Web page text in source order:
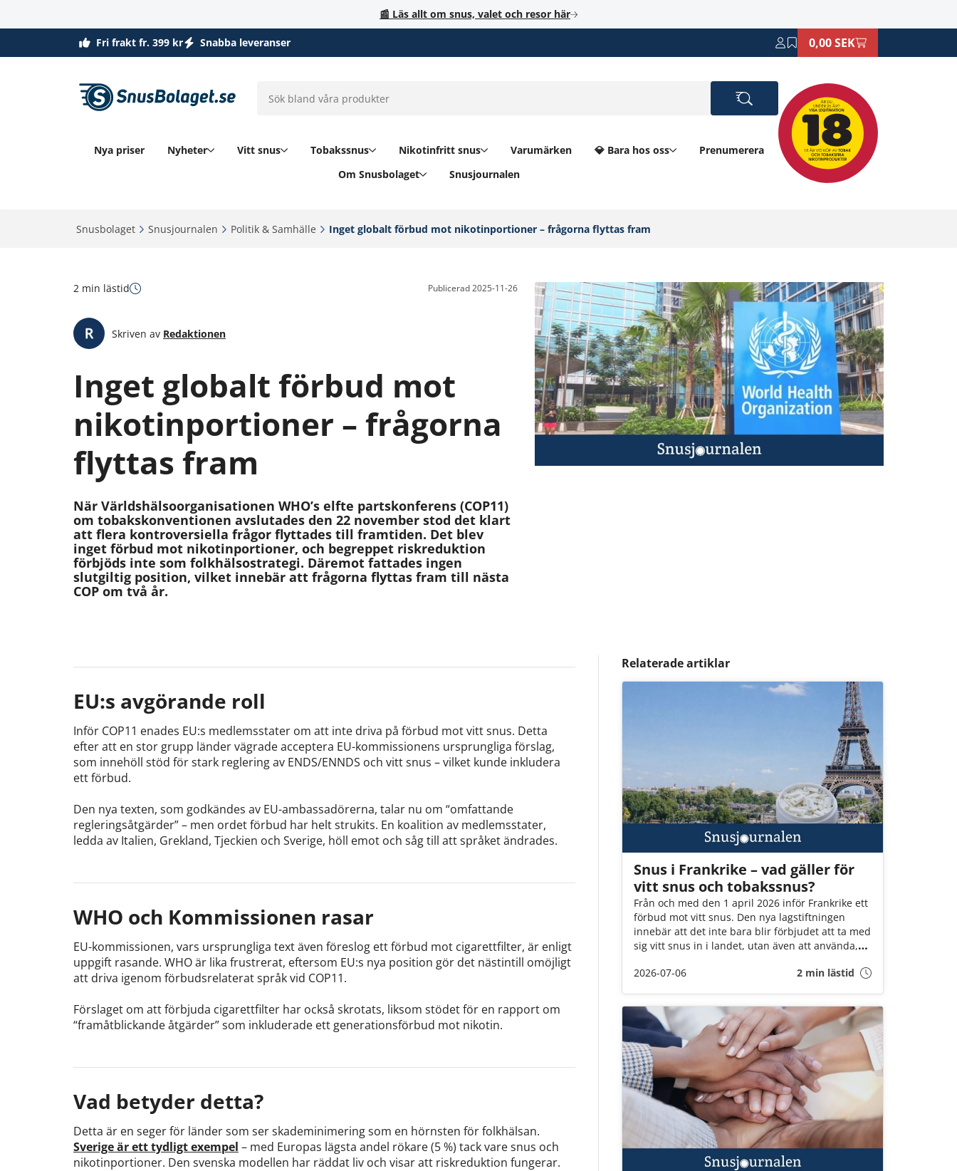
📰 Läs allt om snus, valet och resor här
Fri frakt fr. 399 kr Snabba leveranser 0,00 SEK
Nya priser Nyheter Vitt snus Tobakssnus Nikotinfritt snus Varumärken 💎 Bara hos oss
Prenumerera
Om Snusbolaget
Snusjournalen
Snusbolaget‎ Snusjournalen‎ Politik & Samhälle‎ Inget globalt förbud mot nikotinportioner – frågorna flyttas fram‎
2 min lästid Publicerad2025-11-26
Skriven av Redaktionen
Inget globalt förbud mot
nikotinportioner – frågorna
flyttas fram
När Världshälsoorganisationen WHO’s elfte partskonferens (COP11)
om tobakskonventionen avslutades den 22 november stod det klart
att flera kontroversiella frågor flyttades till framtiden. Det blev
inget förbud mot nikotinportioner, och begreppet riskreduktion
förbjöds inte som folkhälsostrategi. Däremot fattades ingen
slutgiltig position, vilket innebär att frågorna flyttas fram till nästa
COP om två år.
EU:s avgörande roll
Inför COP11 enades EU:s medlemsstater om att inte driva på förbud mot vitt snus. Detta
efter att en stor grupp länder vägrade acceptera EU-kommissionens ursprungliga förslag,
som innehöll stöd för stark reglering av ENDS/ENNDS och vitt snus – vilket kunde inkludera
ett förbud.
Den nya texten, som godkändes av EU-ambassadörerna, talar nu om “omfattande
regleringsåtgärder” – men ordet förbud har helt strukits. En koalition av medlemsstater,
ledda av Italien, Grekland, Tjeckien och Sverige, höll emot och såg till att språket ändrades.
WHO och Kommissionen rasar
EU-kommissionen, vars ursprungliga text även föreslog ett förbud mot cigarettfilter, är enligt
uppgift rasande. WHO är lika frustrerat, eftersom EU:s nya position gör det nästintill omöjligt
att driva igenom förbudsrelaterat språk vid COP11.
Förslaget om att förbjuda cigarettfilter har också skrotats, liksom stödet för en rapport om
“framåtblickande åtgärder” som inkluderade ett generationsförbud mot nikotin.
Vad betyder detta?
Detta är en seger för länder som ser skademinimering som en hörnsten för folkhälsan.
Sverige är ett tydligt exempel – med Europas lägsta andel rökare (5 %) tack vare snus och
nikotinportioner. Den svenska modellen har räddat liv och visar att riskreduktion fungerar.
Relaterade artiklar
Snus i Frankrike – vad gäller för
vitt snus och tobakssnus?
Från och med den 1 april 2026 inför Frankrike ett
förbud mot vitt snus. Den nya lagstiftningen
innebär att det inte bara blir förbjudet att ta med
sig vitt snus in i landet, utan även att använda,
fortfarande okej att ta med brunt snus till landet
2026-07-06 2 min lästid